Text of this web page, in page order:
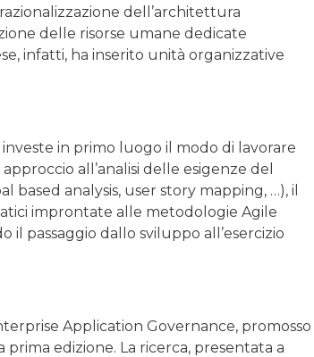
dell’architettura
delle risorse umane dedicate
infatti, ha inserito unità organizzative
in primo luogo il modo di lavorare
all’analisi delle esigenze del
analysis, user story mapping, …), il
improntate alle metodologie Agile
il passaggio dallo sviluppo all’esercizio
Application Governance, promosso
edizione. La ricerca, presentata a